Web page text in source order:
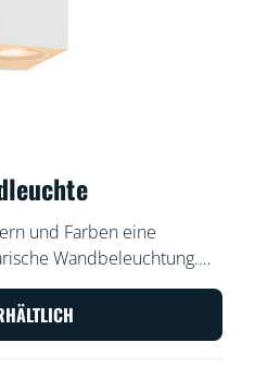
und Farben eine
Wandbeleuchtung.
für den
oben und unten. Sie
Schatten- und Farbeffekte,